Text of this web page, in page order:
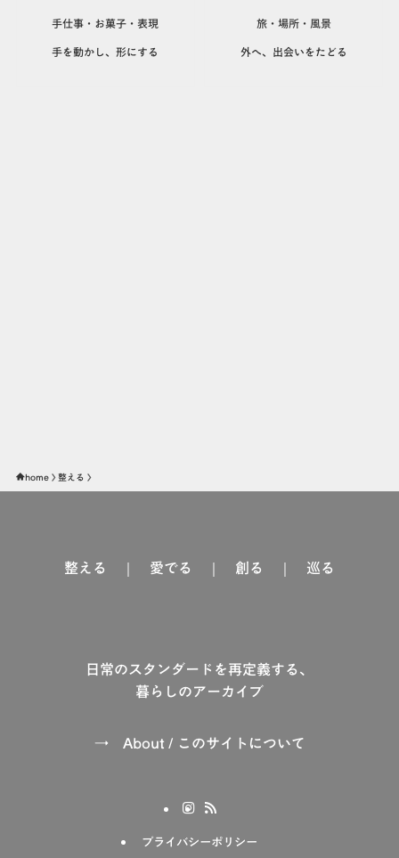
手仕事・お菓子・表現
手を動かし、形にする
旅・場所・風景
外へ、出会いをたどる
home 整える
整える 愛でる 創る 巡る
日常のスタンダードを再定義する、
暮らしのアーカイブ
→ About / このサイトについて
プライバシーポリシー